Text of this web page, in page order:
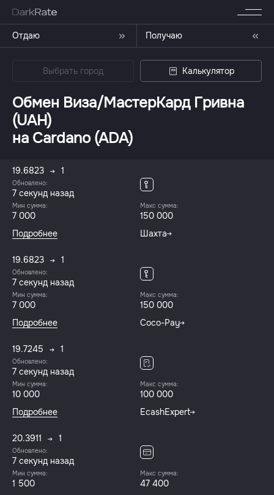
Отдаю Получаю
Выбрать город Калькулятор
Обмен Виза/МастерКард Гривна
(UAH)
на Cardano (ADA)
19.6823 1
Обновлено:
7 секунд назад
Мин сумма:
7 000
Макс сумма:
150 000
Подробнее
Шахта
19.6823 1
Обновлено:
7 секунд назад
Мин сумма:
7 000
Макс сумма:
150 000
Подробнее
Coco-Pay
19.7245 1
Обновлено:
7 секунд назад
Мин сумма:
10 000
Макс сумма:
100 000
Подробнее
EcashExpert
20.3911 1
Обновлено:
7 секунд назад
Мин сумма:
1 500
Макс сумма:
47 400